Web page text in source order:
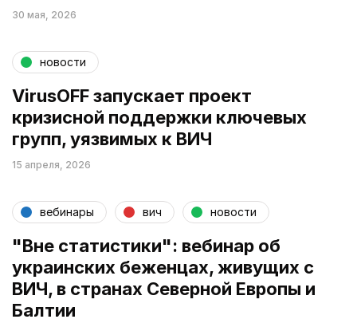
30 мая, 2026
новости
VirusOFF запускает проект
кризисной поддержки ключевых
групп, уязвимых к ВИЧ
15 апреля, 2026
вебинары вич новости
"Вне статистики": вебинар об
украинских беженцах, живущих с
ВИЧ, в странах Северной Европы и
Балтии